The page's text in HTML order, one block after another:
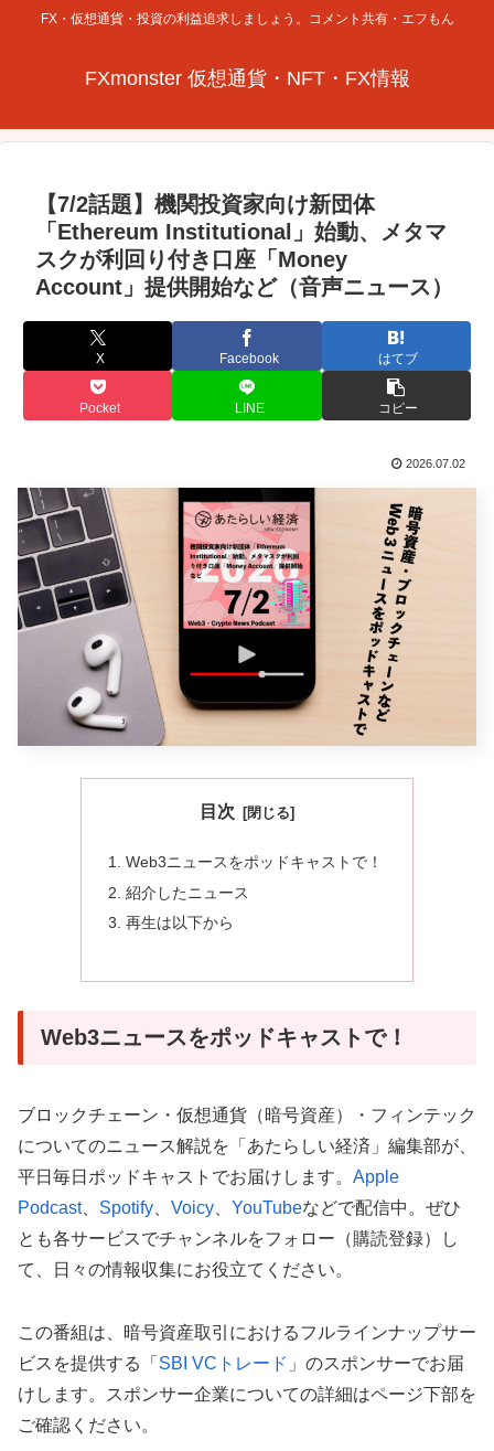
FX・仮想通貨・投資の利益追求しましょう。コメント共有・エフもん
FXmonster 仮想通貨・NFT・FX情報
【7/2話題】機関投資家向け新団体
「Ethereum Institutional」始動、メタマ
スクが利回り付き口座「Money
Account」提供開始など（音声ニュース）
X Facebook はてブ
Pocket LINE コピー
2026.07.02
目次
Web3ニュースをポッドキャストで！
紹介したニュース
再生は以下から
Web3ニュースをポッドキャストで！
ブロックチェーン・仮想通貨（暗号資産）・フィンテック
についてのニュース解説を「あたらしい経済」編集部が、
平日毎日ポッドキャストでお届けします。 Apple
Podcast、 Spotify、 Voicy、 YouTubeなどで配信中。ぜひ
とも各サービスでチャンネルをフォロー（購読登録）し
て、日々の情報収集にお役立てください。
この番組は、 暗号資産取引におけるフルラインナップサー
ビスを提供する「 SBI VCトレード 」のスポンサーでお届
けします。
スポンサー企業についての詳細はページ下部を
ご確認ください。